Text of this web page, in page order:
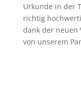
Urkunde in der
richtig
dank der neuen
von unserem